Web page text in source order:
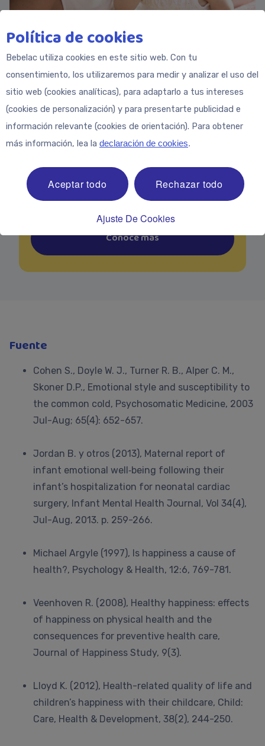
Siguiente:
La importancia del Hierro
Ahora, alrededor del primer cumpleaños, tu
hijo se encuentra en una fase de crecimiento
y desarrollo intensivo. Una rutina de
todos los nutrientes importantes,
especialmente hierro, sirve de ayuda a tu
pequeño.
Conoce más
Fuente
Cohen S., Doyle W. J., Turner R. B., Alper C. M.,
Skoner D.P., Emotional style and susceptibility to
the common cold, Psychosomatic Medicine, 2003
Jul-Aug; 65(4): 652-657.
Jordan B. y otros (2013), Maternal report of
infant emotional well‐being following their
infant’s hospitalization for neonatal cardiac
surgery, Infant Mental Health Journal, Vol 34(4),
Jul-Aug, 2013. p. 259-266.
Michael Argyle (1997), Is happiness a cause of
health?, Psychology & Health, 12:6, 769-781.
Veenhoven R. (2008), Healthy happiness: effects
of happiness on physical health and the
consequences for preventive health care,
Journal of Happiness Study, 9(3).
Lloyd K. (2012), Health-related quality of life and
children’s happiness with their childcare, Child:
Care, Health & Development, 38(2), 244-250.
Política de cookies
Bebelac utiliza cookies en este sitio web. Con tu
consentimiento, los utilizaremos para medir y analizar el uso del
sitio web (cookies analíticas), para adaptarlo a tus intereses
(cookies de personalización) y para presentarte publicidad e
información relevante (cookies de orientación). Para obtener
más información, lea la declaración de cookies.
Aceptar todo Rechazar todo
Ajuste De Cookies